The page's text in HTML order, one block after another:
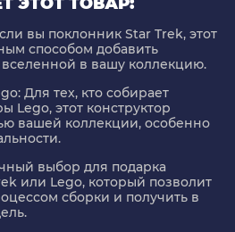
вы поклонник Star Trek, этот
способом добавить
в вашу коллекцию.
: Для тех, кто собирает
Lego, этот конструктор
вашей коллекции, особенно
выбор для подарка
или Lego, который позволит
сборки и получить в